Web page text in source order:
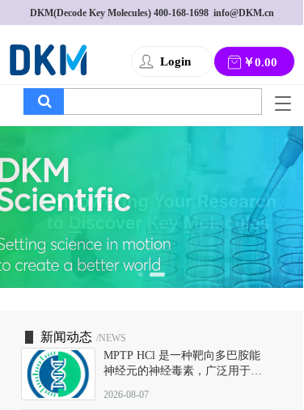
DKM(Decode Key Molecules) 400-168-1698
  info@DKM.cn
Login ￥0.00
T
g
g
l
a
v
i
g
a
新闻动态 /NEWS
MPTP HCl 是一种靶向多巴胺能
神经元的神经毒素，广泛用于构
以盐酸盐形式存在，可触发线粒
2026-08-07